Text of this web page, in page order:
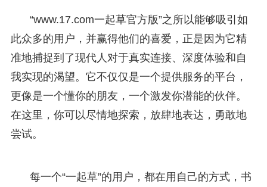
“www.17.com一起草官方版”之所以能够吸引如
此众多的用户，并赢得他们的喜爱，正是因为它精
准地捕捉到了现代人对于真实连接、深度体验和自
我实现的渴望。它不仅仅是一个提供服务的平台，
更像是一个懂你的朋友，一个激发你潜能的伙伴。
在这里，你可以尽情地探索，放肆地表达，勇敢地
尝试。
每一个“一起草”的用户，都在用自己的方式，书